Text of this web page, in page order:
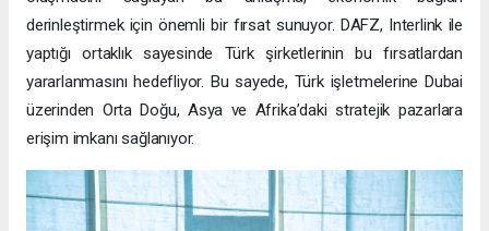
derinleştirmek için önemli bir fırsat sunuyor. DAFZ, Interlink ile
yaptığı ortaklık sayesinde Türk şirketlerinin bu fırsatlardan
yararlanmasını hedefliyor. Bu sayede, Türk işletmelerine Dubai
üzerinden Orta Doğu, Asya ve Afrika’daki stratejik pazarlara
erişim imkanı sağlanıyor.